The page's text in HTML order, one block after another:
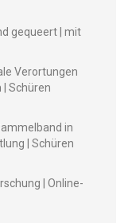
gequeert | mit
Veror­tun­gen
Schüren
in
| Schüren
| Online-